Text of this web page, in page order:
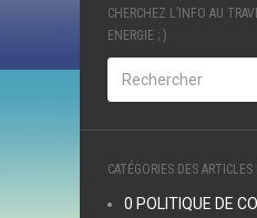
CHERCHEZ L’INFO AU
ENERGIE ; )
CATÉGORIES DES
0 POLITIQUE DE